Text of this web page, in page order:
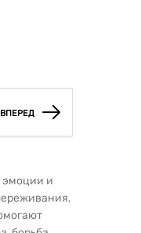
ВПЕРЕД
эмоции и